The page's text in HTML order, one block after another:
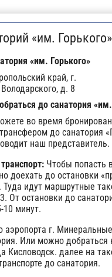
«им.
«им. Горького»
край, г.
д. 8
до санатория
во время
до санатория
наш представитель.
Чтобы попасть
доехать до остановки
Туда идут маршрутные
От остановки до
минут.
аэропорта г.
Или можно
Кисловодск. далее на
до санатория.